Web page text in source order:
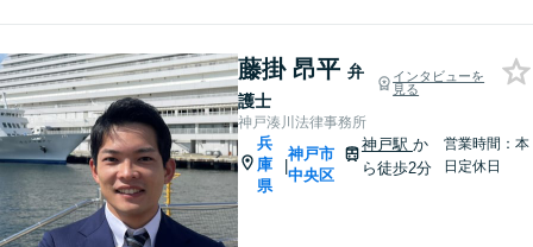
藤掛 昂平 弁
護士
インタビューを
見る
神戸湊川法律事務所
兵
庫
県
|
神戸市
中央区
神戸駅 か
ら徒歩2分
営業時間：本
日定休日